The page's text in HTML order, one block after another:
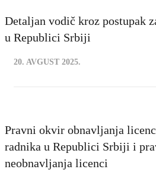
Detaljan vodič kroz postupak
u Republici Srbiji
20. AVGUST 2025.
Pravni okvir obnavljanja
radnika u Republici Srbiji i
neobnavljanja licenci